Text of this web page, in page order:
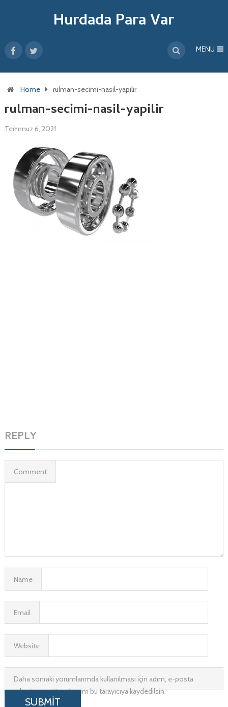
Hurdada Para Var
MENU
Home rulman-secimi-nasil-yapilir
rulman-secimi-nasil-yapilir
Temmuz 6, 2021
REPLY
Comment
Name
Email
Website
Daha sonraki yorumlarımda kullanılması için adım, e-posta
adresim ve site adresim bu tarayıcıya kaydedilsin.